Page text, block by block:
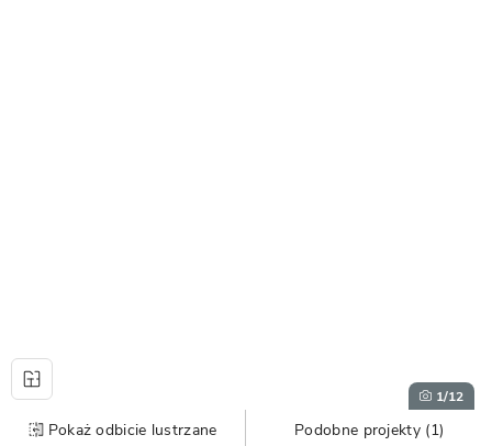
1/12
Pokaż odbicie lustrzane Podobne projekty (1)